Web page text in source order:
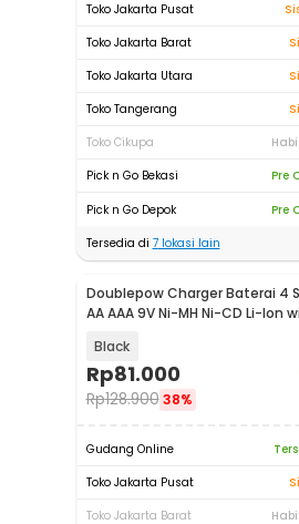
Toko Jakarta Pusat
Toko Jakarta Barat
Toko Jakarta Utara
Toko Tangerang
Toko Cikupa
Pick n Go Bekasi
Pre
Pick n Go Depok
Pre
Tersedia di 7lokasi lain
Doublepow Charger Baterai 4
AA AAA 9V Ni-MH Ni-CD Li-Ion
Black
Rp81.000
Rp128.900 38%
Gudang Online
Toko Jakarta Pusat
Toko Jakarta Barat